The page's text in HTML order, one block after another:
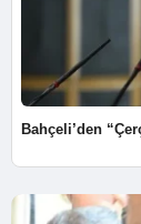
Bahçeli’den